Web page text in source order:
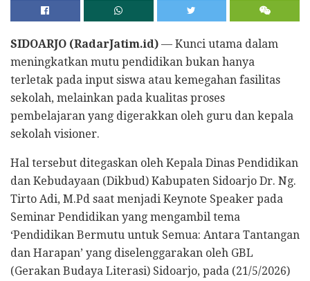
SIDOARJO (RadarJatim.id) — Kunci utama dalam
meningkatkan mutu pendidikan bukan hanya
terletak pada input siswa atau kemegahan fasilitas
sekolah, melainkan pada kualitas proses
pembelajaran yang digerakkan oleh guru dan kepala
sekolah visioner.
Hal tersebut ditegaskan oleh Kepala Dinas Pendidikan
dan Kebudayaan (Dikbud) Kabupaten Sidoarjo Dr. Ng.
Tirto Adi, M.Pd saat menjadi Keynote Speaker pada
Seminar Pendidikan yang mengambil tema
‘Pendidikan Bermutu untuk Semua: Antara Tantangan
dan Harapan’ yang diselenggarakan oleh GBL
(Gerakan Budaya Literasi) Sidoarjo, pada (21/5/2026)